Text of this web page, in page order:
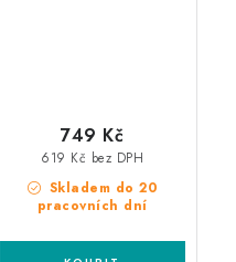
Skladem do 20
pracovních dní
619 Kč bez DPH
749 Kč